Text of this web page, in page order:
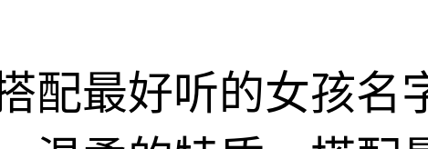
配最好听的女孩名